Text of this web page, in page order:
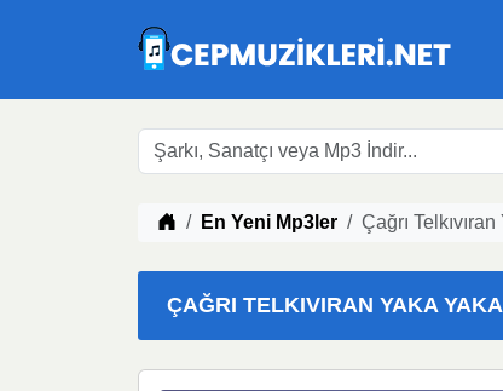
Müzik indir
En Yeni Mp3ler Çağrı
ÇAĞRI TELKIVIRAN YAKA